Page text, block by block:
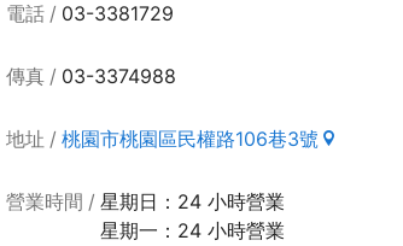
電話 03-3381729
傳真 03-3374988
地址 桃園市桃園區民權路106巷3號
營業時間
星期日：24 小時營業
星期一：24 小時營業